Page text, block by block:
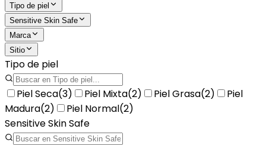
Tipo de piel
Sensitive Skin Safe
Marca
Sitio
Tipo de piel
Piel Seca(3) Piel Mixta(2) Piel Grasa(2)
Piel
Madura(2) Piel Normal(2)
Sensitive Skin Safe